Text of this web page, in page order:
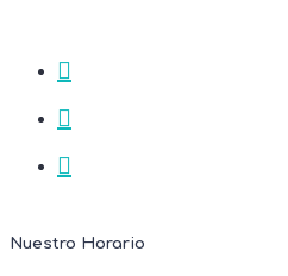
Nuestro Horario